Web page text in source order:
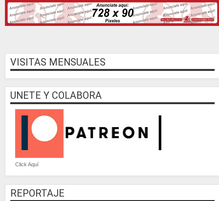
VISITAS MENSUALES
UNETE Y COLABORA
Click Aquí
REPORTAJE